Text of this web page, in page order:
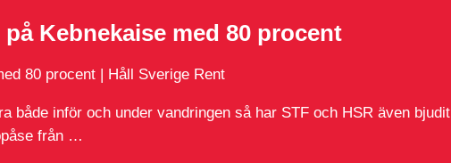
Kebnekaise med 80 procent
80 procent | Håll Sverige Rent
både inför och under vandringen så har STF och HSR även bjudit
från …